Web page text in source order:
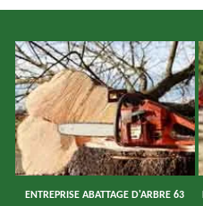
ENTREPRISE ABATTAGE D'ARBRE 63